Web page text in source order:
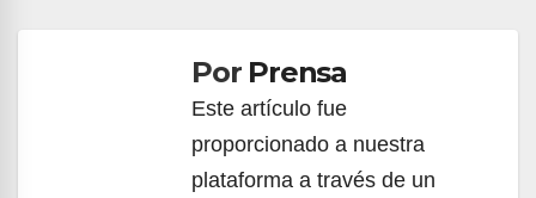
entradasPor Prensa
Este artículo fue
proporcionado a nuestra
plataforma a través de un